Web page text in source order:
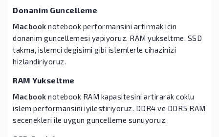
Donanim Guncelleme
Macbook notebook performansini artirmak icin
donanim guncellemesi yapiyoruz. RAM yukseltme, SSD
takma, islemci degisimi gibi islemlerle cihazinizi
hizlandiriyoruz.
RAM Yukseltme
Macbook notebook RAM kapasitesini artirarak coklu
islem performansini iyilestiriyoruz. DDR4 ve DDR5 RAM
secenekleri ile uygun guncelleme sunuyoruz.